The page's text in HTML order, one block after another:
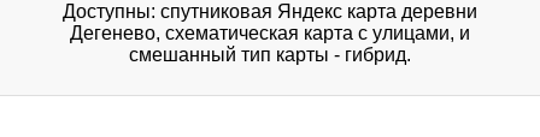
Доступны: спутниковая Яндекс карта деревни
Дегенево, схематическая карта с улицами, и
смешанный тип карты - гибрид.